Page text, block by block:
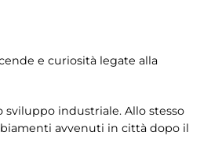
e curiosità legate alla
industriale. Allo stesso
avvenuti in città dopo il